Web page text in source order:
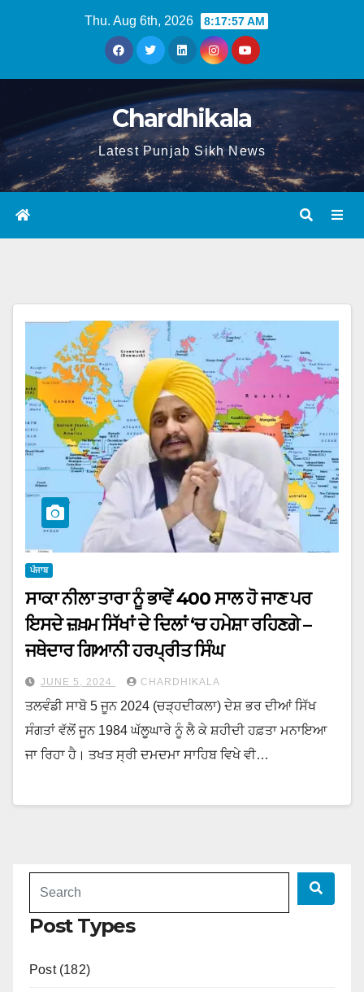
Thu. Aug 6th, 2026 8:17:57 AM
Chardhikala
Latest Punjab Sikh News
ਪੰਜਾਬ
ਸਾਕਾ ਨੀਲਾ ਤਾਰਾ ਨੂੰ ਭਾਵੇਂ 400 ਸਾਲ ਹੋ ਜਾਣ ਪਰ
ਇਸਦੇ ਜ਼ਖ਼ਮ ਸਿੱਖਾਂ ਦੇ ਦਿਲਾਂ ‘ਚ ਹਮੇਸ਼ਾ ਰਹਿਣਗੇ –
ਜਥੇਦਾਰ ਗਿਆਨੀ ਹਰਪ੍ਰੀਤ ਸਿੰਘ
JUNE 5, 2024 CHARDHIKALA
ਤਲਵੰਡੀ ਸਾਬੋ 5 ਜੂਨ 2024 (ਚੜ੍ਹਦੀਕਲਾ) ਦੇਸ਼ ਭਰ ਦੀਆਂ ਸਿੱਖ
ਸੰਗਤਾਂ ਵੱਲੋਂ ਜੂਨ 1984 ਘੱਲੂਘਾਰੇ ਨੂੰ ਲੈ ਕੇ ਸ਼ਹੀਦੀ ਹਫ਼ਤਾ ਮਨਾਇਆ
ਜਾ ਰਿਹਾ ਹੈ। ਤਖਤ ਸ੍ਰੀ ਦਮਦਮਾ ਸਾਹਿਬ ਵਿਖੇ ਵੀ…
Post Types
Post (182)